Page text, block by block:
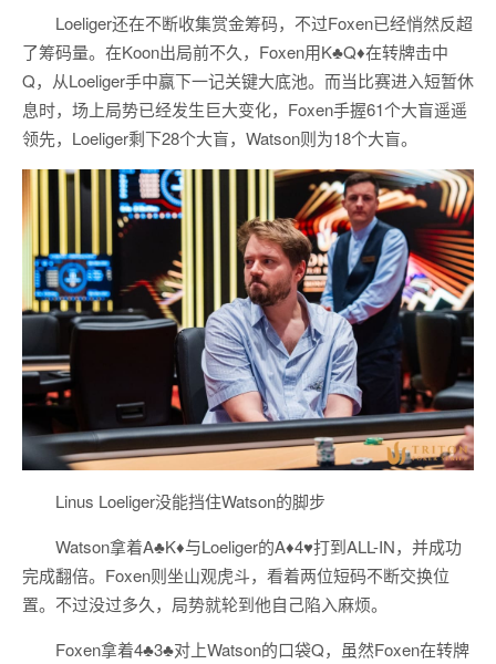
Loeliger还在不断收集赏金筹码，不过Foxen已经悄然反超
了筹码量。在Koon出局前不久，Foxen用K♣Q♦在转牌击中
Q，从Loeliger手中赢下一记关键大底池。而当比赛进入短暂休
息时，场上局势已经发生巨大变化，Foxen手握61个大盲遥遥
领先，Loeliger剩下28个大盲，Watson则为18个大盲。
Linus Loeliger没能挡住Watson的脚步
Watson拿着A♣K♦与Loeliger的A♦4♥打到ALL-IN，并成功
完成翻倍。Foxen则坐山观虎斗，看着两位短码不断交换位
置。不过没过多久，局势就轮到他自己陷入麻烦。
Foxen拿着4♣3♣对上Watson的口袋Q，虽然Foxen在转牌